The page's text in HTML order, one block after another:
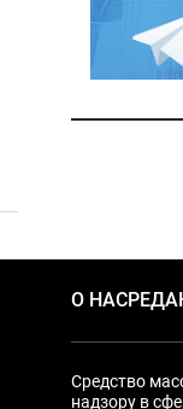
О НАС
Средство
надзору в